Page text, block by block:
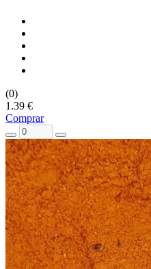
(0)
1.39 €
Comprar